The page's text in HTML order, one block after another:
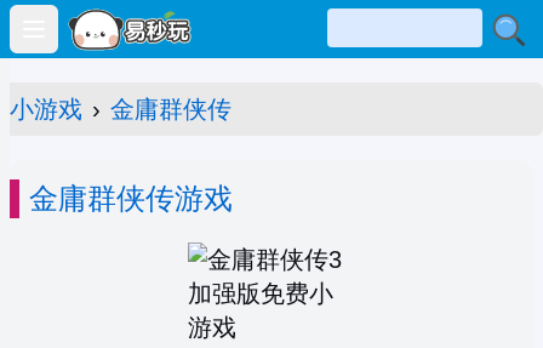
Open main menu
小游戏 › 金庸群侠传
金庸群侠传游戏